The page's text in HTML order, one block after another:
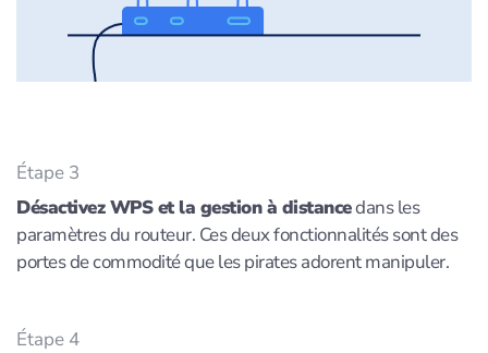
Étape 3
Désactivez WPS et la gestion à distancedans les
paramètres du routeur. Ces deux fonctionnalités sont des
portes de commodité que les pirates adorent manipuler.
Étape 4